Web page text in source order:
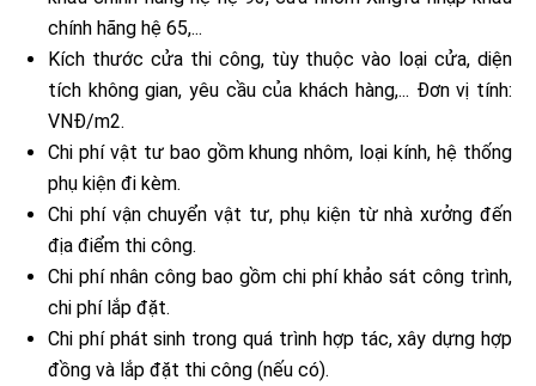
chính hãng hệ 65,...
Kích thước cửa thi công, tùy thuộc vào loại cửa, diện
tích không gian, yêu cầu của khách hàng,... Đơn vị tính:
VNĐ/m2.
Chi phí vật tư bao gồm khung nhôm, loại kính, hệ thống
phụ kiện đi kèm.
Chi phí vận chuyển vật tư, phụ kiện từ nhà xưởng đến
địa điểm thi công.
Chi phí nhân công bao gồm chi phí khảo sát công trình,
chi phí lắp đặt.
Chi phí phát sinh trong quá trình hợp tác, xây dựng hợp
đồng và lắp đặt thi công (nếu có).